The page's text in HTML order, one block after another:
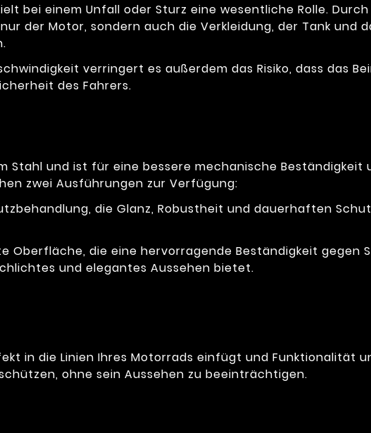
bei einem Unfall oder Sturz eine wesentliche Rolle.
der Motor, sondern auch die Verkleidung, der Tank und
verringert es außerdem das Risiko, dass das
des Fahrers.
Stahl und ist für eine bessere mechanische
zwei Ausführungen zur Verfügung:
die Glanz, Robustheit und dauerhaften
Oberfläche, die eine hervorragende Beständigkeit gegen
und elegantes Aussehen bietet.
in die Linien Ihres Motorrads einfügt und Funktionalität
ohne sein Aussehen zu beeinträchtigen.